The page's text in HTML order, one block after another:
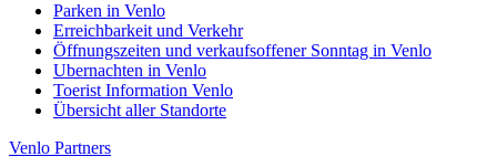
Parken in Venlo
Erreichbarkeit und Verkehr
Öffnungszeiten und verkaufsoffener Sonntag in Venlo
Ubernachten in Venlo
Toerist Information Venlo
Übersicht aller Standorte
Venlo Partners